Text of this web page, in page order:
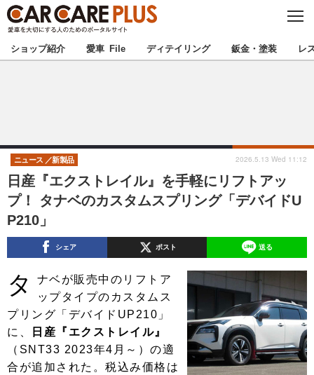
C
S
E
★カーケアプラス認定★ 厳選プロショップを地域から探す
甲信越 北陸
東海 関西
九州 沖縄
注目の記事
ショップレポート 愛車 File
自動車豆知識 ストップ！不具合修理＆粗悪修理
ディテイリング
ディテイリング 洗車
鈑金・塗装
ショップ紹介 愛車 File ディテイリング 鈑金・塗装 レ
日産『エクストレイル』を手軽にリフトアッ
プ！ タナベのカスタムスプリング「デバイドU
P210」
ニュース 新製品 2026.5.13 Wed 11:12
シェア ポスト 送る
タ
ナベが販売中のリフトア
ップタイプのカスタムス
プリング「デバイドUP210」
に、
日産『エクストレイル』
（SNT33 2023年4月～）の適
合が追加された。税込み価格は